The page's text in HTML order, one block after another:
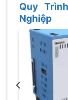
Quy
Nghiệp